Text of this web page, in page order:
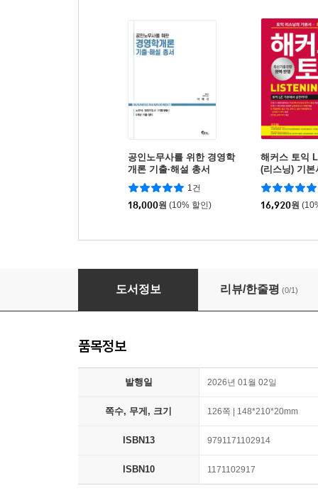
공인노무사를 위한 경영학
개론 기출·해설 총서
1건
18,000원 (10% 할인)
해커스 토익
(리스닝) 기본
16,920원
2026 사회보험법 조문중심 강의노트
도서정보 리뷰/한줄평 (0/1)
품목정보
발행일 2026년 01월 02일
쪽수, 무게, 크기 126쪽 | 148*210*20mm
ISBN13 9791171102914
ISBN10 1171102917